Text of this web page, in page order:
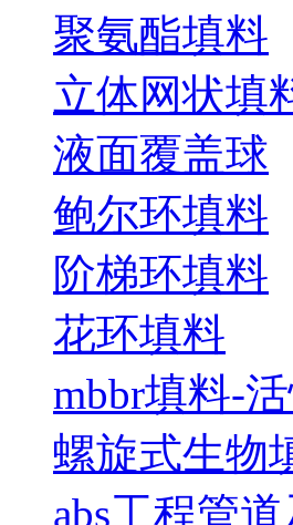
聚氨酯填料
立体网状填
液面覆盖球
鲍尔环填料
阶梯环填料
花环填料
mbbr填料-
螺旋式生物
abs工程管